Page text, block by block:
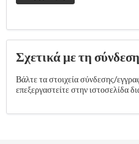
Σχετικά με τη
Βάλτε τα στοιχεία σύνδεσης/
επεξεργαστείτε στην ιστοσελίδα